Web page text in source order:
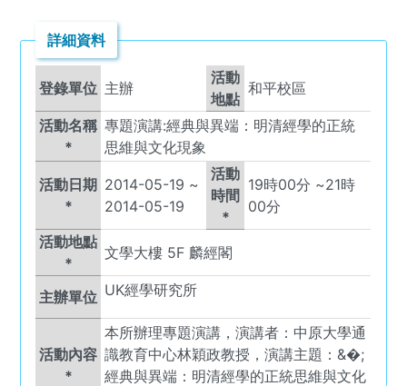
詳細資料
登錄單位 主辦
活動
地點
和平校區
活動名稱
*
專題演講:經典與異端：明清經學的正統
思維與文化現象
活動日期
*
2014-05-19 ~
2014-05-19
活動
時間
*
19時00 分 ~21時
00分
活動地點
*
文學大樓 5F 麟經閣
主辦單位 UK經學研究所
活動內容
*
本所辦理專題演講，演講者：中原大學通
識教育中心林穎政教授，演講主題：&�;
經典與異端：明清經學的正統思維與文化